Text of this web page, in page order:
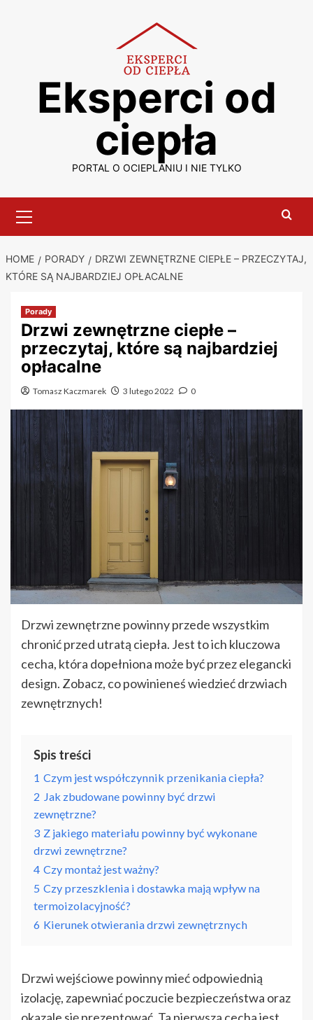
Eksperci od
ciepła
PORTAL O OCIEPLANIU I NIE TYLKO
Menu
HOME PORADY
DRZWI ZEWNĘTRZNE CIEPŁE – PRZECZYTAJ,
KTÓRE SĄ NAJBARDZIEJ OPŁACALNE
Porady
Drzwi zewnętrzne ciepłe –
przeczytaj, które są najbardziej
opłacalne
Tomasz Kaczmarek 3 lutego 2022 0
Drzwi zewnętrzne powinny przede wszystkim
chronić przed utratą ciepła. Jest to ich kluczowa
cecha, która dopełniona może być przez elegancki
design. Zobacz, co powinieneś wiedzieć drzwiach
zewnętrznych!
Spis treści
1 Czym jest współczynnik przenikania ciepła?
2 Jak zbudowane powinny być drzwi
zewnętrzne?
3 Z jakiego materiału powinny być wykonane
drzwi zewnętrzne?
4 Czy montaż jest ważny?
5 Czy przeszklenia i dostawka mają wpływ na
termoizolacyjność?
6 Kierunek otwierania drzwi zewnętrznych
Drzwi wejściowe powinny mieć odpowiednią
izolację, zapewniać poczucie bezpieczeństwa oraz